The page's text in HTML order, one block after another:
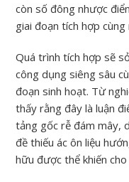
còn số đông nhược
giai đoạn tích hợp
Quá trình tích hợp sẽ
công dụng siêng sâu
đoạn sinh hoạt. Từ
thấy rằng đây là luận
tảng gốc rễ đám mây,
đề thiếu ác ôn liệu
hữu được thể khiến